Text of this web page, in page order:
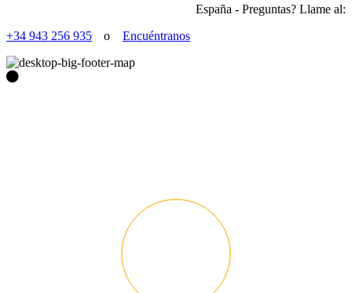
España - Preguntas? Llame al:
+34 943 256 935
o Encuéntranos